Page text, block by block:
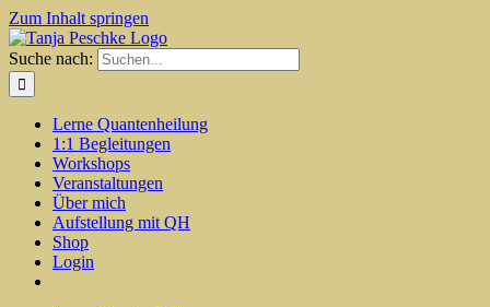
Zum Inhalt springen
Suche nach:
Lerne Quantenheilung
1:1 Begleitungen
Workshops
Veranstaltungen
Über mich
Aufstellung mit QH
Shop
Login